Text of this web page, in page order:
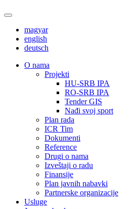
magyar
english
deutsch
О nama
Projekti
HU-SRB IPA
RO-SRB IPA
Tender GIS
Nađi svoj sport
Plan rada
ICR Tim
Dokumenti
Reference
Drugi o nama
Izveštaji o radu
Finansije
Plan javnih nabavki
Partnerske organizacije
Usluge